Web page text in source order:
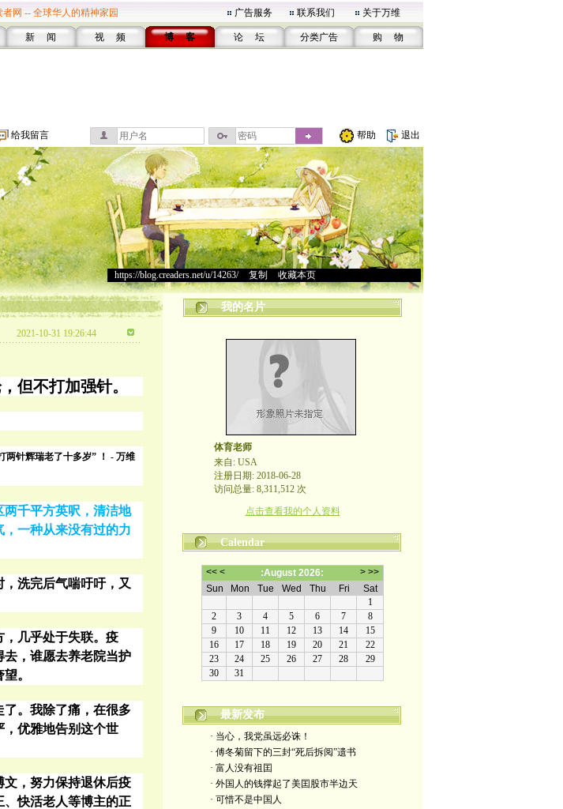
者网 -- 全球华人的精神家园 广告服务 联系我们 关于万维
新 闻 视 频 博 客 论 坛 分类广告 购 物
给我留言 帮助 退出
https://blog.creaders.net/u/14263/> 复制 收藏本页
2021-10-31 19:26:44
但不打加强针。
两针辉瑞老了十多岁” ！ - 万维
两千平方英呎，清洁地
一种从来没有过的力
洗完后气喘吁吁，又
几乎处于失联。疫
，谁愿去养老院当护
。
了。我除了痛，在很多
，优雅地告别这个世
，努力保持退休后疫
快活老人等博主的正
我的名片
体育老师
来自: USA
注册日期: 2018-06-28
访问总量: 8,311,512 次
点击查看我的个人资料
Calendar
最新发布
· 当心，我党虽远必诛！
· 傅冬菊留下的三封“死后拆阅”遗书
· 富人没有祖囯
· 外国人的钱撑起了美囯股市半边天
· 可惜不是中国人